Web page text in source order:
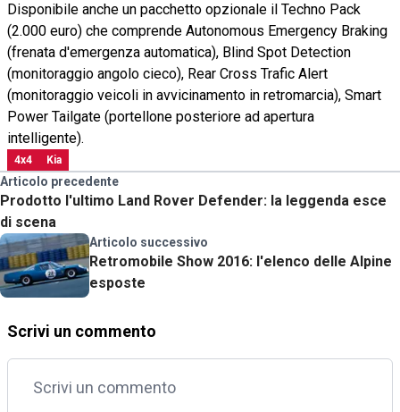
Disponibile anche un pacchetto opzionale il Techno Pack
(2.000 euro) che comprende Autonomous Emergency Braking
(frenata d'emergenza automatica), Blind Spot Detection
(monitoraggio angolo cieco), Rear Cross Trafic Alert
(monitoraggio veicoli in avvicinamento in retromarcia), Smart
Power Tailgate (portellone posteriore ad apertura
intelligente).
4x4 Kia
Articolo precedente
Prodotto l'ultimo Land Rover Defender: la leggenda esce
di scena
Articolo successivo
Retromobile Show 2016: l'elenco delle Alpine
esposte
Scrivi un commento